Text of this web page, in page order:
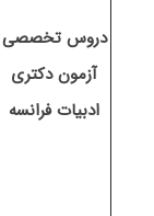
دروس تخصصی
آزمون دکتری
ادبیات فراﻧﺴﻪ